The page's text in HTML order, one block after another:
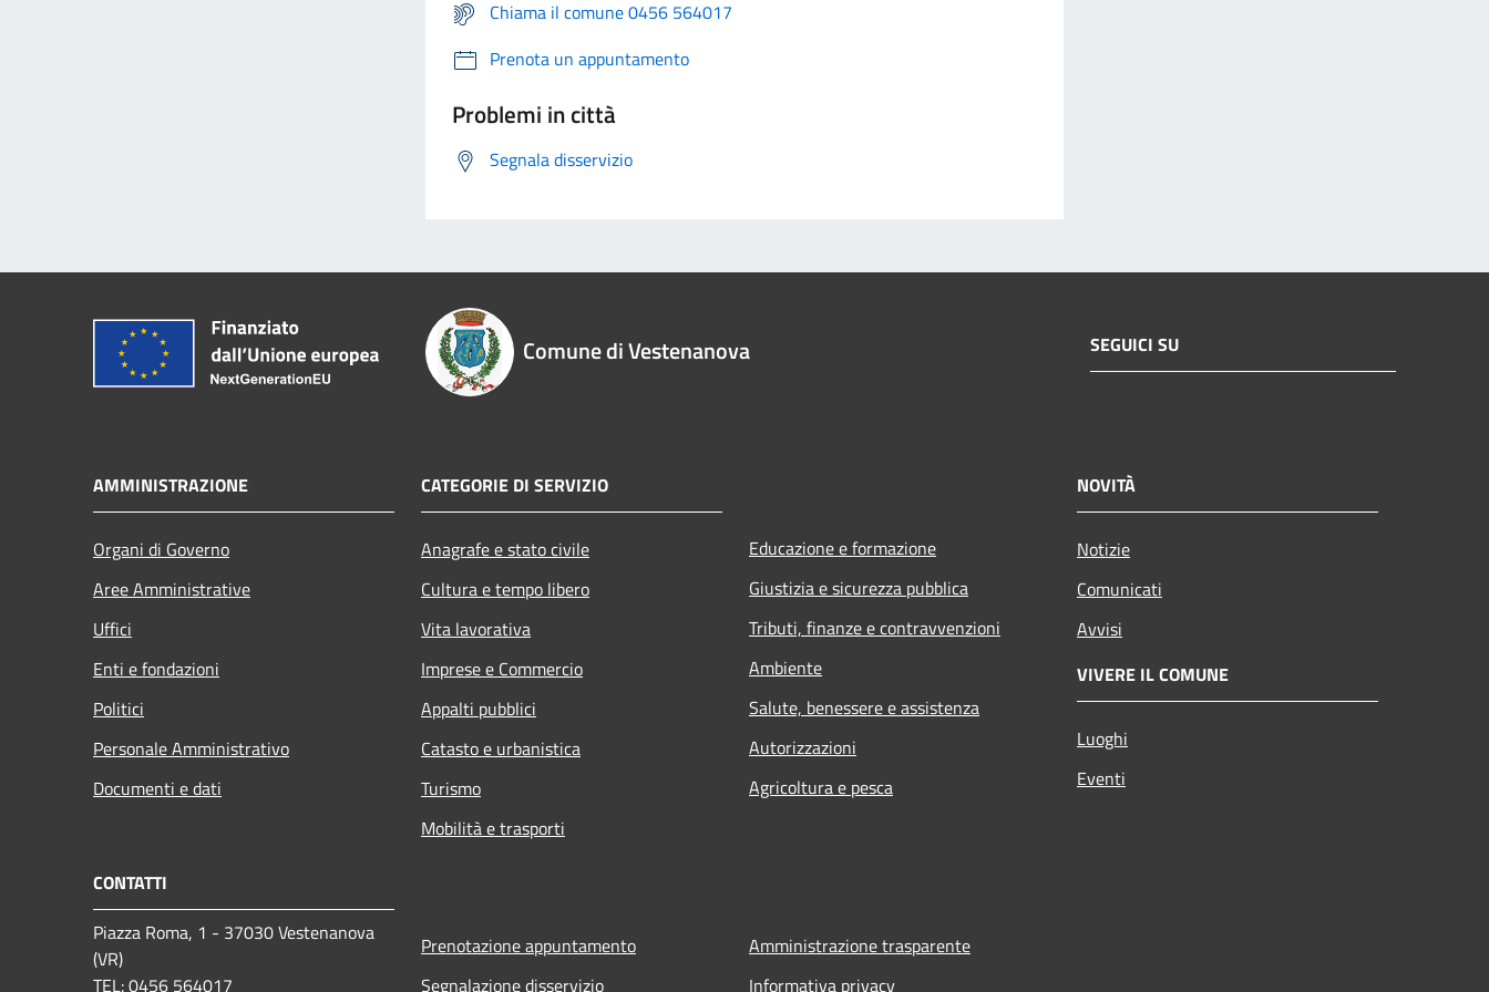
Chiama il comune 0456 564017
Prenota un appuntamento
Problemi in città
Segnala disservizio
Comune di Vestenanova SEGUICI SU
AMMINISTRAZIONE
Organi di Governo
Aree Amministrative
Uffici
Enti e fondazioni
Politici
Personale Amministrativo
Documenti e dati
CATEGORIE DI SERVIZIO
Anagrafe e stato civile
Cultura e tempo libero
Vita lavorativa
Imprese e Commercio
Appalti pubblici
Catasto e urbanistica
Turismo
Mobilità e trasporti
Educazione e formazione
Giustizia e sicurezza pubblica
Tributi, finanze e contravvenzioni
Ambiente
Salute, benessere e assistenza
Autorizzazioni
Agricoltura e pesca
NOVITÀ
Notizie
Comunicati
Avvisi
VIVERE IL COMUNE
Luoghi
Eventi
CONTATTI
Piazza Roma, 1 - 37030 Vestenanova
(VR)
TEL: 0456 564017
Prenotazione appuntamento
Segnalazione disservizio
Amministrazione trasparente
Informativa privacy